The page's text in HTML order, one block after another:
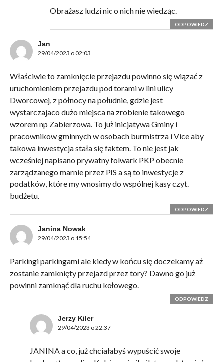
Obrażasz ludzi nic o nich nie wiedząc.
ODPOWIEDZ
Jan
29/04/2023 o 02:03
Właściwie to zamknięcie przejazdu powinno się wiązać z
uruchomieniem przejazdu pod torami w lini ulicy
Dworcowej, z północy na południe, gdzie jest
wystarczajaco dużo miejsca na zrobienie takowego
wzorem np Zabierzowa. To już inicjatywa Gminy i
pracownikow gminnych w osobach burmistrza i Vice aby
takowa inwestycja stała się faktem. To nie jest jak
wcześniej napisano prywatny folwark PKP obecnie
zarządzanego marnie przez PIS a są to inwestycje z
podatków, które my wnosimy do wspólnej kasy czyt.
budżetu.
ODPOWIEDZ
Janina Nowak
29/04/2023 o 15:54
Parkingi parkingami ale kiedy w końcu się doczekamy aż
zostanie zamknięty przejazd przez tory? Dawno go już
powinni zamknąć dla ruchu kołowego.
ODPOWIEDZ
Jerzy Kiler
29/04/2023 o 22:37
JANINA a co, już chciałabyś wypuścić swoje